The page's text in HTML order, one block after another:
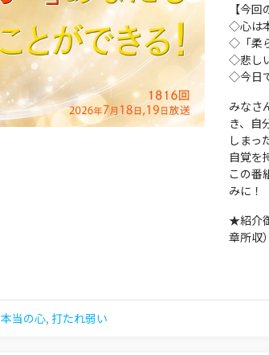
【今回
◇心は
◇「柔
◇悲し
◇今日
みなさ
き、自
しまっ
自覚を
この番
みに！
★紹介
章所収）
本当の心, 打たれ弱い